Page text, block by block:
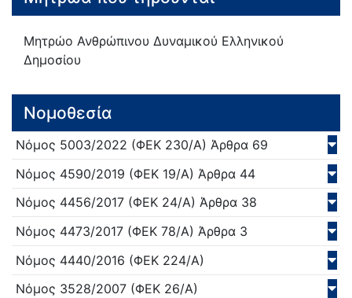
Μητρώο Ανθρώπινου Δυναμικού Ελληνικού
Δημοσίου
Νομοθεσία
Νόμος 5003/2022 (ΦΕΚ 230/Α) Άρθρα 69
Νόμος 4590/2019 (ΦΕΚ 19/Α) Άρθρα 44
Νόμος 4456/2017 (ΦΕΚ 24/Α) Άρθρα 38
Νόμος 4473/2017 (ΦΕΚ 78/Α) Άρθρα 3
Νόμος 4440/2016 (ΦΕΚ 224/Α)
Νόμος 3528/2007 (ΦΕΚ 26/Α)